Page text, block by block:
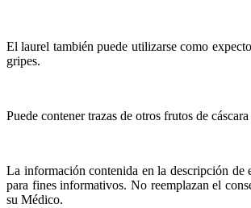
El laurel también puede utilizarse como
gripes.
Puede contener trazas de otros frutos de
La información contenida en la descripción de
para fines informativos. No reemplazan el
su Médico.